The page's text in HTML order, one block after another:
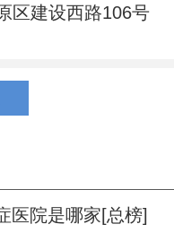
区建设西路106号
医院是哪家[总榜]